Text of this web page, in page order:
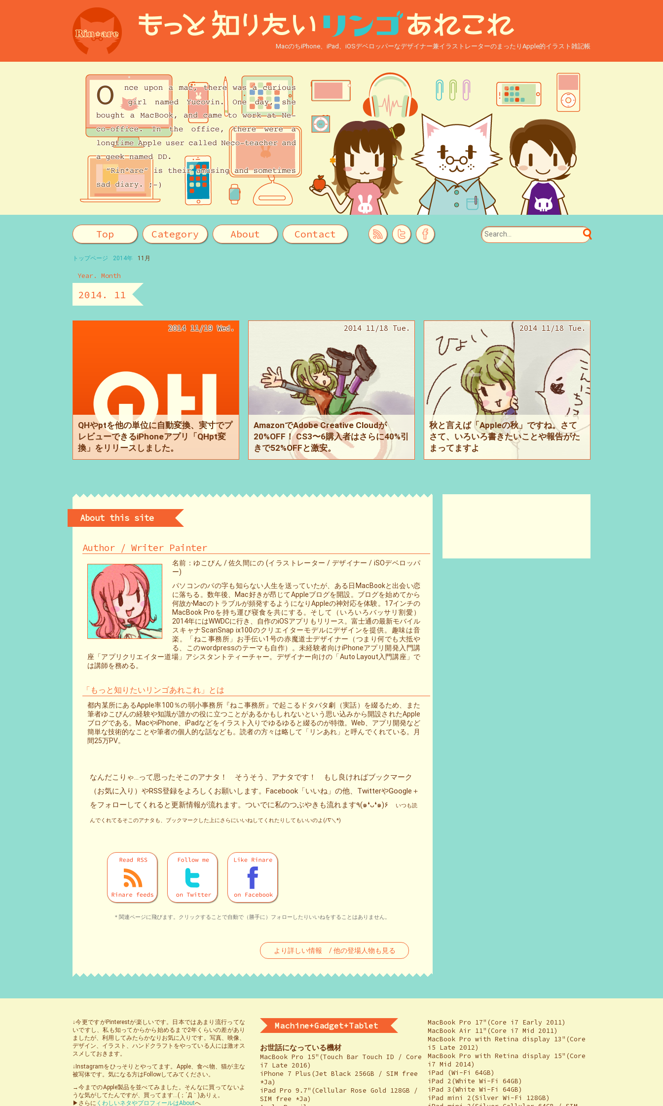
MacのちiPhone、iPad、iOSデベロッパーなデザイナー兼イラストレーターのまったりApple的イラスト雑記帳
Top Category About Contact
トップページ 2014年 11月
Year. Month
2014. 11
2014 11/19 Wed.
QHやptを他の単位に自動変換、実寸でプ
レビューできるiPhoneアプリ「QHpt変
換」をリリースしました。
2014 11/18 Tue.
AmazonでAdobe Creative Cloudが
20%OFF！ CS3〜6購入者はさらに40%引
きで52%OFFと激安。
2014 11/18 Tue.
秋と言えば「Appleの秋」ですね。さて
さて、いろいろ書きたいことや報告がた
まってますよ
About this site
Author / Writer Painter
名前：ゆこびん / 佐久間にの (イラストレーター / デザイナー / iSOデベロッパ
ー)
パソコンのパの字も知らない人生を送っていたが、ある日MacBookと出会い恋
に落ちる。数年後、Mac好きが昂じてAppleブログを開設。ブログを始めてから
何故かMacのトラブルが頻発するようになりAppleの神対応を体験。17インチの
MacBook Proを持ち運び寝食を共にする。そして（いろいろバッサリ割愛）
2014年にはWWDCに行き、自作のiOSアプリもリリース。富士通の最新モバイル
スキャナScanSnap ix100のクリエイターモデルにデザインを提供。趣味は音
楽。「ねこ事務所」お手伝い1号の赤魔道士デザイナー（つまり何でも大抵や
る、このwordpressのテーマも自作）。未経験者向けiPhoneアプリ開発入門講
座「アプリクリエイター道場」アシスタントティーチャー。デザイナー向けの「Auto Layout入門講座」で
は講師を務める。
「もっと知りたいリンゴあれこれ」とは
都内某所にあるApple率100％の弱小事務所『ねこ事務所』で起こるドタバタ劇（実話）を綴るため、また
筆者ゆこびんの経験や知識が誰かの役に立つことがあるかもしれないという思い込みから開設されたApple
ブログである。MacやiPhone、iPadなどをイラスト入りでゆるゆると綴るのが特徴。Web、アプリ開発など
簡単な技術的なことや筆者の個人的な話なども。読者の方々は略して「リンあれ」と呼んでくれている。月
間25万PV。
なんだこりゃ…って思ったそこのアナタ！ そうそう、アナタです！ もし良ければブックマーク
（お気に入り）やRSS登録をよろしくお願いします。Facebook「いいね」の他、TwitterやGoogle＋
をフォローしてくれると更新情報が流れます。ついでに私のつぶやきも流れます٩(๑❛ᴗ❛๑)۶
いつも読
んでくれてるそこのアナタも、ブックマークした上にさらにいいねしてくれたりしてもいいのよ(/∇＼*)
＊関連ページに飛びます。クリックすることで自動で（勝手に）フォローしたりいいねをすることはありません。
より詳しい情報 / 他の登場人物も見る
↓今更ですがPinterestが楽しいです。日本ではあまり流行ってな
いですし、私も知ってからから始めるまで2年くらいの差があり
ましたが、利用してみたらかなりお気に入りです。写真、映像、
デザイン、イラスト、ハンドクラフトをやっている人には激オス
スメしておきます。
↓Instagramをひっそりとやってます。Apple、食べ物、猫が主な
被写体です。気になる方はFollowしてみてください。
→今までのApple製品を並べてみました。そんなに買ってないよ
うな気がしてたんですが、買ってます…(；´Д｀)ありぇ。
▶さらに くわしいネタやプロフィールはAboutへ
Machine+Gadget+Tablet
お世話になっている機材
MacBook Pro 15"(Touch Bar Touch ID / Core
i7 Late 2016)
iPhone 7 Plus(Jet Black 256GB / SIM free
*Ja)
iPad Pro 9.7"(Cellular Rose Gold 128GB /
SIM free *Ja)
MacBook Pro 17"(Core i7 Early 2011)
MacBook Air 11"(Core i7 Mid 2011)
MacBook Pro with Retina display 13"(Core
i5 Late 2012)
MacBook Pro with Retina display 15"(Core
i7 Mid 2014)
iPad (Wi-Fi 64GB)
iPad 2(White Wi-Fi 64GB)
iPad 3(White Wi-Fi 64GB)
iPad mini 2(Silver Wi-Fi 128GB)